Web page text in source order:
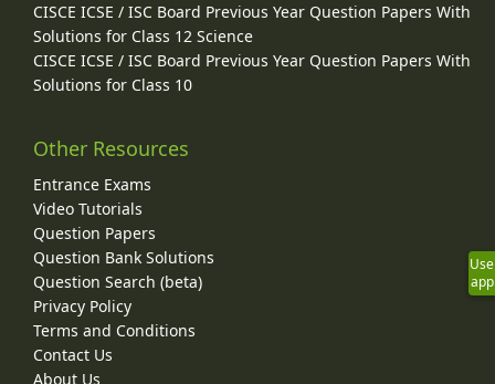
CISCE ICSE / ISC Board Previous Year Question Papers With
Solutions for Class 12 Science
CISCE ICSE / ISC Board Previous Year Question Papers With
Solutions for Class 10
Other Resources
Entrance Exams
Video Tutorials
Question Papers
Question Bank Solutions
Question Search (beta)
Privacy Policy
Terms and Conditions
Contact Us
About Us
Use
app